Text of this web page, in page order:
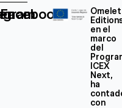
Facebook
en el
marco
del
ICEX
Next,
ha
con